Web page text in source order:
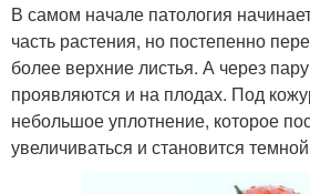
В самом начале патология
часть растения, но постепенно
более верхние листья. А через
проявляются и на плодах. Под
небольшое уплотнение, которое
увеличиваться и становится